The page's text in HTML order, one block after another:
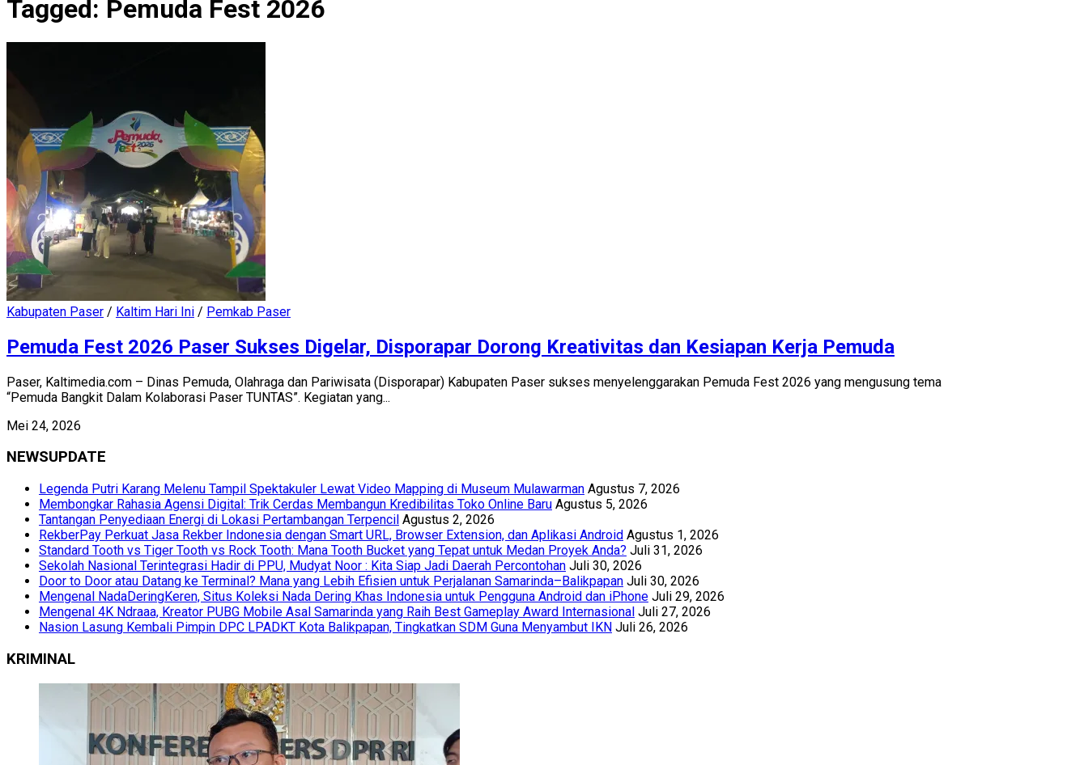
Tagged: Pemuda Fest 2026
Kabupaten Paser / Kaltim Hari Ini / Pemkab Paser
Pemuda Fest 2026 Paser Sukses Digelar, Disporapar Dorong Kreativitas dan Kesiapan Kerja Pemuda
Paser, Kaltimedia.com – Dinas Pemuda, Olahraga dan Pariwisata (Disporapar) Kabupaten Paser sukses menyelenggarakan Pemuda Fest 2026 yang mengusung tema
“Pemuda Bangkit Dalam Kolaborasi Paser TUNTAS”. Kegiatan yang...
Mei 24, 2026
NEWSUPDATE
Legenda Putri Karang Melenu Tampil Spektakuler Lewat Video Mapping di Museum Mulawarman Agustus 7, 2026
Membongkar Rahasia Agensi Digital: Trik Cerdas Membangun Kredibilitas Toko Online Baru Agustus 5, 2026
Tantangan Penyediaan Energi di Lokasi Pertambangan Terpencil Agustus 2, 2026
RekberPay Perkuat Jasa Rekber Indonesia dengan Smart URL, Browser Extension, dan Aplikasi Android Agustus 1, 2026
Standard Tooth vs Tiger Tooth vs Rock Tooth: Mana Tooth Bucket yang Tepat untuk Medan Proyek Anda? Juli 31, 2026
Sekolah Nasional Terintegrasi Hadir di PPU, Mudyat Noor : Kita Siap Jadi Daerah Percontohan Juli 30, 2026
Door to Door atau Datang ke Terminal? Mana yang Lebih Efisien untuk Perjalanan Samarinda–Balikpapan Juli 30, 2026
Mengenal NadaDeringKeren, Situs Koleksi Nada Dering Khas Indonesia untuk Pengguna Android dan iPhone Juli 29, 2026
Mengenal 4K Ndraaa, Kreator PUBG Mobile Asal Samarinda yang Raih Best Gameplay Award Internasional Juli 27, 2026
Nasion Lasung Kembali Pimpin DPC LPADKT Kota Balikpapan, Tingkatkan SDM Guna Menyambut IKN Juli 26, 2026
KRIMINAL